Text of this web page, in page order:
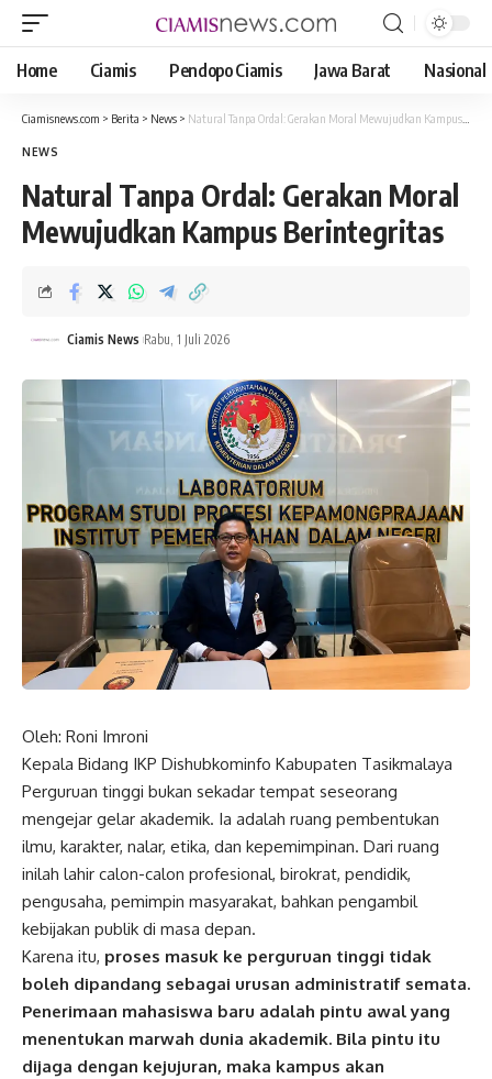
Home Ciamis Pendopo Ciamis Jawa Barat Nasional
Ciamisnews.com > Berita > News > Natural Tanpa Ordal: Gerakan Moral Mewujudkan Kampus Berintegritas
NEWS
Natural Tanpa Ordal: Gerakan Moral
Mewujudkan Kampus Berintegritas
Ciamis News Rabu, 1 Juli 2026
Oleh: Roni Imroni
Kepala Bidang IKP Dishubkominfo Kabupaten Tasikmalaya
Perguruan tinggi bukan sekadar tempat seseorang
mengejar gelar akademik. Ia adalah ruang pembentukan
ilmu, karakter, nalar, etika, dan kepemimpinan. Dari ruang
inilah lahir calon-calon profesional, birokrat, pendidik,
pengusaha, pemimpin masyarakat, bahkan pengambil
kebijakan publik di masa depan.
Karena itu, proses masuk ke perguruan tinggi tidak
boleh dipandang sebagai urusan administratif semata.
Penerimaan mahasiswa baru adalah pintu awal yang
menentukan marwah dunia akademik. Bila pintu itu
dijaga dengan kejujuran, maka kampus akan